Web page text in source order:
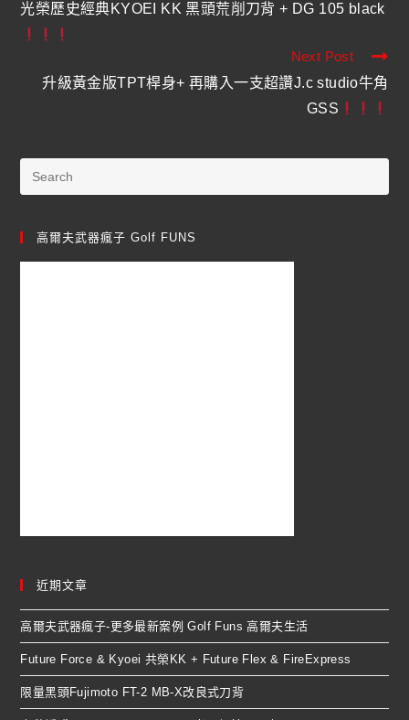
光榮歷史經典KYOEI KK 黑頭荒削刀背 + DG 105 black
Next Post
升級黃金版TPT桿身+ 再購入一支超讚J.c studio牛角
GSS
高爾夫武器瘋子 Golf FUNS
近期文章
高爾夫武器瘋子-更多最新案例 Golf Funs 高爾夫生活
Future Force & Kyoei 共榮KK + Future Flex & FireExpress
限量黑頭Fujimoto FT-2 MB-X改良式刀背